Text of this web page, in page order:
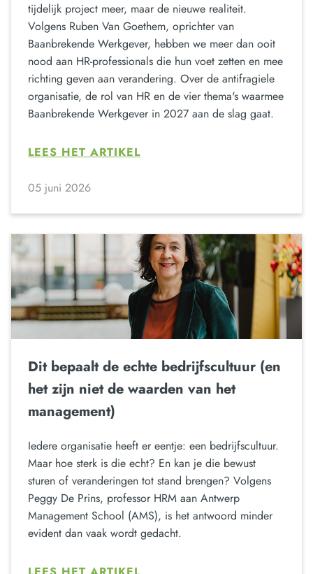
tijdelijk project meer, maar de nieuwe realiteit.
Volgens Ruben Van Goethem, oprichter van
Baanbrekende Werkgever, hebben we meer dan ooit
nood aan HR-professionals die hun voet zetten en mee
richting geven aan verandering. Over de antifragiele
organisatie, de rol van HR en de vier thema's waarmee
Baanbrekende Werkgever in 2027 aan de slag gaat.
LEES HET ARTIKEL
05 juni 2026
Dit bepaalt de echte bedrijfscultuur (en
het zijn niet de waarden van het
management)
Iedere organisatie heeft er eentje: een bedrijfscultuur.
Maar hoe sterk is die echt? En kan je die bewust
sturen of veranderingen tot stand brengen? Volgens
Peggy De Prins, professor HRM aan Antwerp
Management School (AMS), is het antwoord minder
evident dan vaak wordt gedacht.